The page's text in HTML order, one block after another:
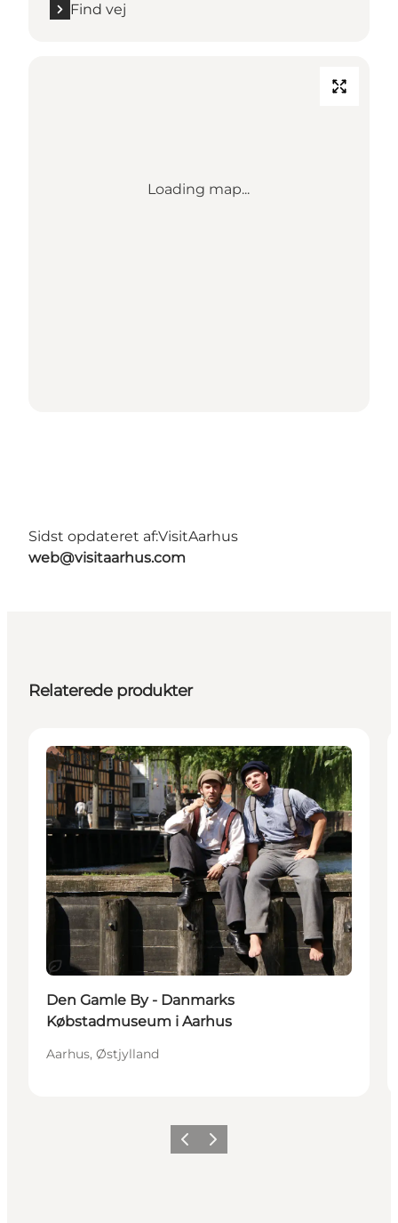
Find vej
Loading map...
Sidst opdateret af:VisitAarhus
web@visitaarhus.com
Relaterede produkter
Bæredygtige oplevelser
Attraktioner
Den Gamle By - Danmarks
Købstadmuseum i Aarhus
Aarhus, Østjylland
ForrigeNæste